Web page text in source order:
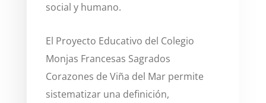
social y humano.
El Proyecto Educativo del Colegio
Monjas Francesas Sagrados
Corazones de Viña del Mar permite
sistematizar una definición,